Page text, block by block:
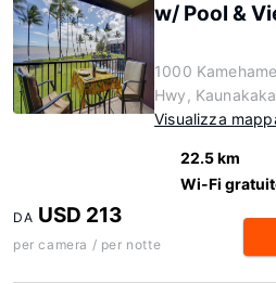
w/ Pool &
1000
Hwy,
Visualizza
22.5 km
Wi-Fi
DA USD 213
per camera / per notte